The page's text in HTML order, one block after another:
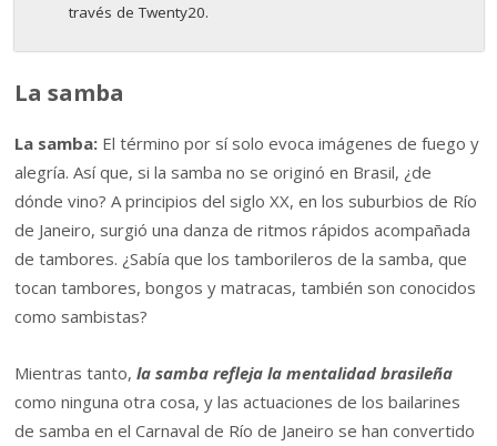
través de Twenty20.
La samba
La samba: El término por sí solo evoca imágenes de fuego y
alegría. Así que, si la samba no se originó en Brasil, ¿de
dónde vino? A principios del siglo XX, en los suburbios de Río
de Janeiro, surgió una danza de ritmos rápidos acompañada
de tambores. ¿Sabía que los tamborileros de la samba, que
tocan tambores, bongos y matracas, también son conocidos
como sambistas?
Mientras tanto,la samba refleja la mentalidad brasileña
como ninguna otra cosa, y las actuaciones de los bailarines
de samba en el Carnaval de Río de Janeiro se han convertido